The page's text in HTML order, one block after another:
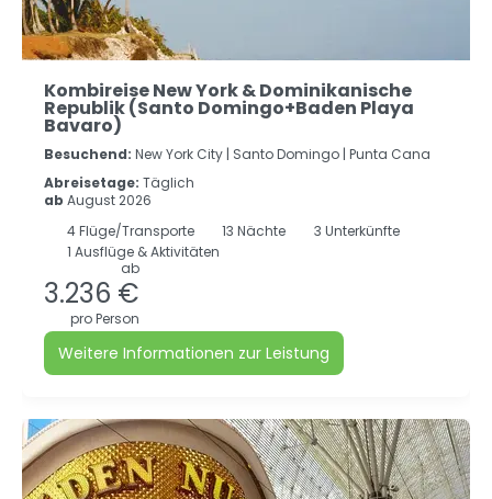
Kombireise New York & Dominikanische
Republik (Santo Domingo+Baden Playa
Bavaro)
Besuchend: New York City | Santo Domingo | Punta Cana
Abreisetage: Täglich
ab August 2026
4Flüge/Transporte 13 Nächte
3 Unterkünfte
1 Ausflüge & Aktivitäten
ab
3.236 €
pro Person
Weitere Informationen zur Leistung